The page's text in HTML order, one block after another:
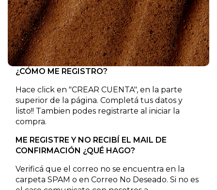
¿CÓMO ME REGISTRO?
Hace click en "CREAR CUENTA", en la parte
superior de la página. Completá tus datos y
listo!! Tambien podes registrarte al iniciar la
compra.
ME REGISTRE Y NO RECIBÍ EL MAIL DE
CONFIRMACIÓN ¿QUÉ HAGO?
Verificá que el correo no se encuentra en la
carpeta SPAM o en Correo No Deseado. Si no es